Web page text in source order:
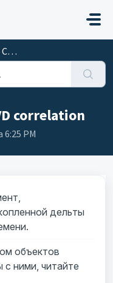
correlation
PM
дельты
объектов
ними, читайте